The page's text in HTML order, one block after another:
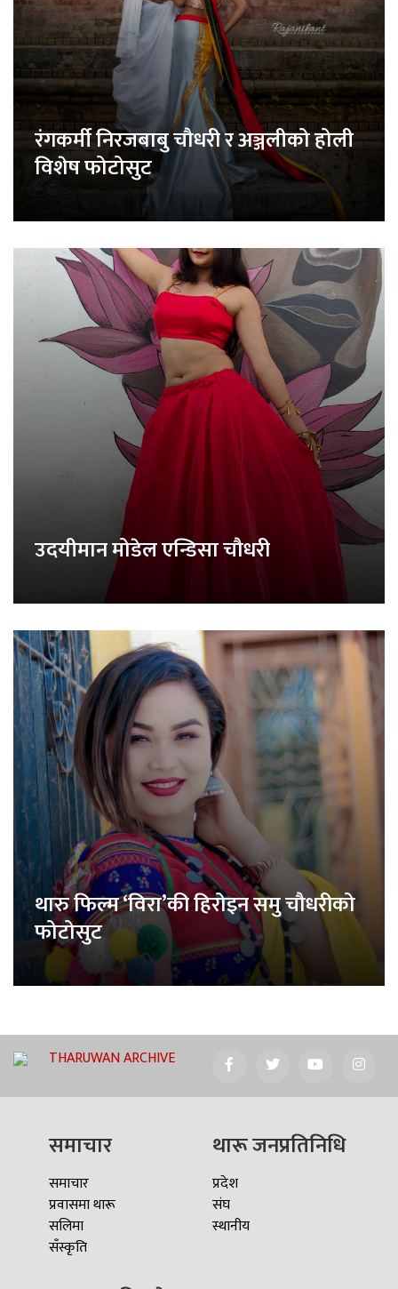
रंगकर्मी निरजबाबु चौधरी र अञ्जलीको होली
विशेष फोटोसुट
उदयीमान मोडेल एन्डिसा चौधरी
थारु फिल्म ‘विरा’की हिरोइन समु चौधरीको
फोटोसुट
THARUWAN ARCHIVE
समाचार
समाचार
प्रवासमा थारू
सलिमा
सँस्कृति
थारू जनप्रतिनिधि
प्रदेश
संघ
स्थानीय